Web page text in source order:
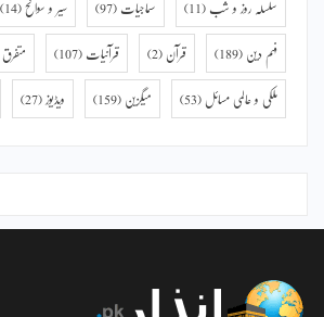
سلسلہ روز و شب (11) سماجیات (97) سیر و سوانح (14)
فہم دین (189) قرآن (2) قرآنیات (107) متفرق
ملکی و عالمی مسائل (53) میگزین (159) ویڈیوز (27)